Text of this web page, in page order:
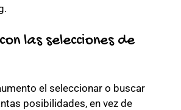
las selecciones de
el seleccionar o buscar
posibilidades, en vez de